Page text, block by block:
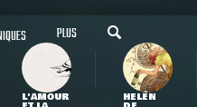
PLUS
L'AMOUR HELEN